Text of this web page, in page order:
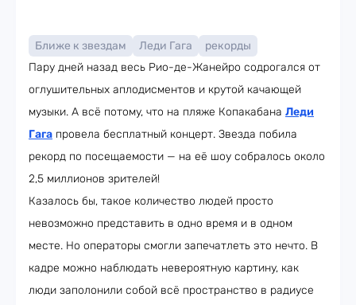
Ближе к звездам Леди Гага
рекорды
Пару дней назад весь Рио-де-Жанейро содрогался от
оглушительных аплодисментов и крутой качающей
музыки. А всё потому, что на пляже Копакабана Леди
Гага провела бесплатный концерт. Звезда побила
рекорд по посещаемости — на её шоу собралось около
2,5 миллионов зрителей!
Казалось бы, такое количество людей просто
невозможно представить в одно время и в одном
месте. Но операторы смогли запечатлеть это нечто. В
кадре можно наблюдать невероятную картину, как
люди заполонили собой всё пространство в радиусе